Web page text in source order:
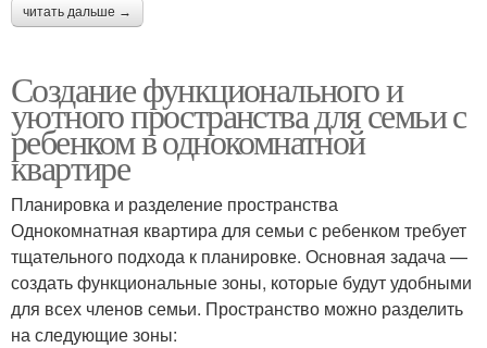
читать дальше →
Создание функционального и
уютного пространства для семьи с
ребенком в однокомнатной
квартире
Планировка и разделение пространства
Однокомнатная квартира для семьи с ребенком требует
тщательного подхода к планировке. Основная задача —
создать функциональные зоны, которые будут удобными
для всех членов семьи. Пространство можно разделить
на следующие зоны: